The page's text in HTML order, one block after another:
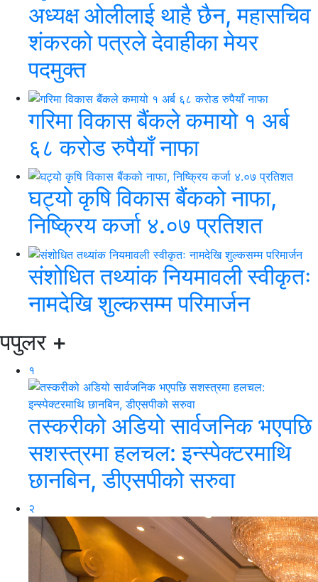
अध्यक्ष ओलीलाई थाहै छैन, महासचिव
शंकरको पत्रले देवाहीका मेयर
पदमुक्त
गरिमा विकास बैंकले कमायो १ अर्ब
६८ करोड रुपैयाँ नाफा
घट्यो कृषि विकास बैंकको नाफा,
निष्क्रिय कर्जा ४.०७ प्रतिशत
संशोधित तथ्यांक नियमावली स्वीकृतः
नामदेखि शुल्कसम्म परिमार्जन
पपुलर +
१
तस्करीको अडियो सार्वजनिक भएपछि
सशस्त्रमा हलचल: इन्स्पेक्टरमाथि
छानबिन, डीएसपीको सरुवा
२